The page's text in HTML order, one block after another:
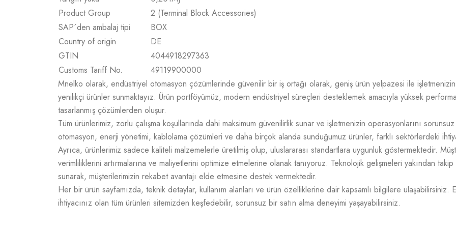
Product Group
2 (Terminal Block Accessories)
SAP´den ambalaj tipi
BOX
Country of origin
DE
GTIN
4044918297363
Customs Tariff No.
49119900000
Mnelko olarak, endüstriyel otomasyon çözümlerinde güvenilir bir iş ortağı olarak, geniş ürün yelpazesi ile işletmenizin
yenilikçi ürünler sunmaktayız. Ürün portföyümüz, modern endüstriyel süreçleri desteklemek amacıyla yüksek
tasarlanmış çözümlerden oluşur.
Tüm ürünlerimiz, zorlu çalışma koşullarında dahi maksimum güvenilirlik sunar ve işletmenizin operasyonlarını
otomasyon, enerji yönetimi, kablolama çözümleri ve daha birçok alanda sunduğumuz ürünler, farklı sektörlerdeki
Ayrıca, ürünlerimiz sadece kaliteli malzemelerle üretilmiş olup, uluslararası standartlara uygunluk göstermektedir.
verimliliklerini artırmalarına ve maliyetlerini optimize etmelerine olanak tanıyoruz. Teknolojik gelişmeleri yakından
sunarak, müşterilerimizin rekabet avantajı elde etmesine destek vermektedir.
Her bir ürün sayfamızda, teknik detaylar, kullanım alanları ve ürün özelliklerine dair kapsamlı bilgilere
ihtiyacınız olan tüm ürünleri sitemizden keşfedebilir, sorunsuz bir satın alma deneyimi yaşayabilirsiniz.